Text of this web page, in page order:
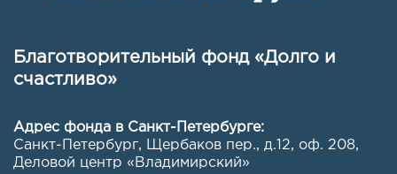
Благотворительный фонд «Долго и
счастливо»
Адрес фонда в Санкт-Петербурге:
Санкт-Петербург, Щербаков пер., д.12, оф. 208,
Деловой центр «Владимирский»